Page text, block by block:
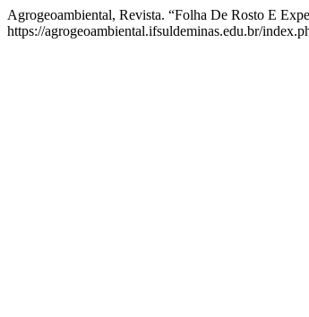
Agrogeoambiental, Revista. “Folha De Rosto E
https://agrogeoambiental.ifsuldeminas.edu.br/